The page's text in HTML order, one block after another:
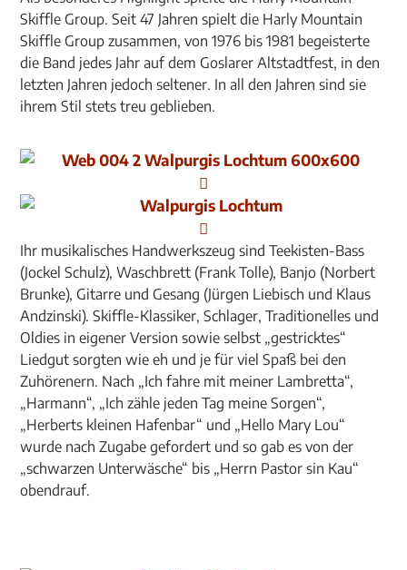
Skiffle Group. Seit 47 Jahren spielt die Harly Mountain
Skiffle Group zusammen, von 1976 bis 1981 begeisterte
die Band jedes Jahr auf dem Goslarer Altstadtfest, in den
letzten Jahren jedoch seltener. In all den Jahren sind sie
ihrem Stil stets treu geblieben.
Ihr musikalisches Handwerkszeug sind Teekisten-Bass
(Jockel Schulz), Waschbrett (Frank Tolle), Banjo (Norbert
Brunke), Gitarre und Gesang (Jürgen Liebisch und Klaus
Andzinski). Skiffle-Klassiker, Schlager, Traditionelles und
Oldies in eigener Version sowie selbst „gestricktes“
Liedgut sorgten wie eh und je für viel Spaß bei den
Zuhörenern. Nach „Ich fahre mit meiner Lambretta“,
„Harmann“, „Ich zähle jeden Tag meine Sorgen“,
„Herberts kleinen Hafenbar“ und „Hello Mary Lou“
wurde nach Zugabe gefordert und so gab es von der
„schwarzen Unterwäsche“ bis „Herrn Pastor sin Kau“
obendrauf.